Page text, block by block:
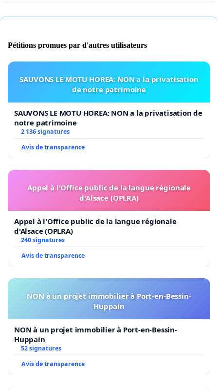
Pétitions promues par d'autres utilisateurs
SAUVONS LE MOTU HOREA: NON a la privatisation
de notre patrimoine
SAUVONS LE MOTU HOREA: NON a la privatisation de
notre patrimoine
2 136 signatures
Avis de transparence
Appel à l'Office public de la langue régionale
d'Alsace (OPLRA)
Appel à l'Office public de la langue régionale
d'Alsace (OPLRA)
240 signatures
Avis de transparence
NON à un projet immobilier à Port-en-Bessin-
Huppain
NON à un projet immobilier à Port-en-Bessin-
Huppain
52 signatures
Avis de transparence